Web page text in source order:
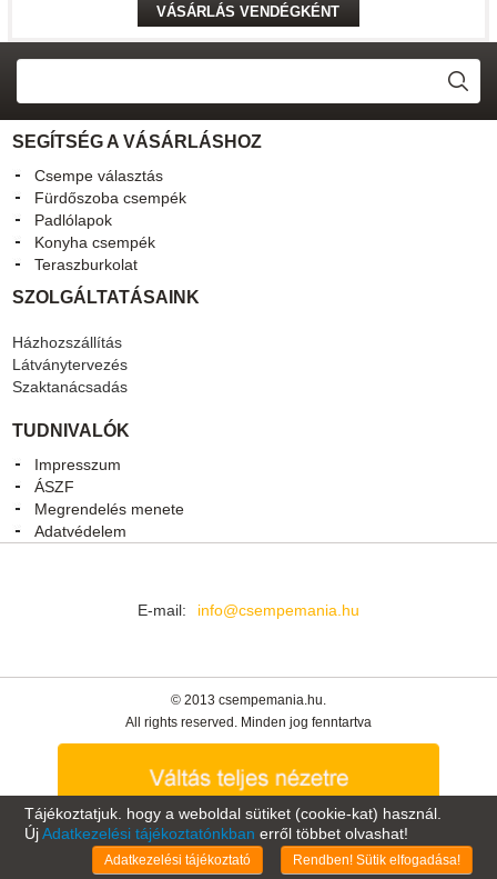
VÁSÁRLÁS VENDÉGKÉNT
SEGÍTSÉG A VÁSÁRLÁSHOZ
Csempe választás
Fürdőszoba csempék
Padlólapok
Konyha csempék
Teraszburkolat
SZOLGÁLTATÁSAINK
Házhozszállítás
Látványtervezés
Szaktanácsadás
TUDNIVALÓK
Impresszum
ÁSZF
Megrendelés menete
Adatvédelem
E-mail: info@csempemania.hu
© 2013 csempemania.hu.
All rights reserved. Minden jog fenntartva
Oldal tetejére
Tájékoztatjuk. hogy a weboldal sütiket (cookie-kat) használ.
ÚjAdatkezelési tájékoztatónkban erről többet olvashat!
Adatkezelési tájékoztató Rendben! Sütik elfogadása!